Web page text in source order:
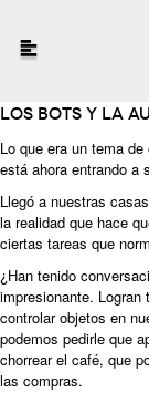
Los bots y la
Lo que era un tema
está ahora entrando a
Llegó a nuestras
la realidad que hace
ciertas tareas que
¿Han tenido
impresionante.
controlar objetos en
podemos pedirle que
chorrear el café, que
las compras.